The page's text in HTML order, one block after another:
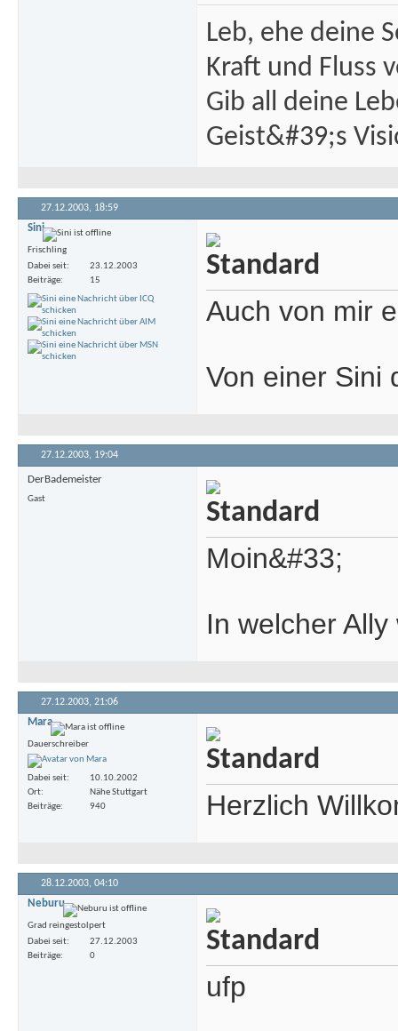
Leb, ehe deine
Kraft und Fluss
Gib all deine
Geist&#39;s
27.12.2003, 18:59
Sini
Frischling
Dabei seit
23.12.2003
Beiträge
15
Auch von mir
Von einer Sini
27.12.2003, 19:04
DerBademeister
Gast
Moin&#33;
In welcher
27.12.2003, 21:06
Mara
Dauerschreiber
Dabei seit
10.10.2002
Ort
Nähe Stuttgart
Beiträge
940 Herzlich
28.12.2003, 04:10
Neburu
Grad reingestolpert
Dabei seit
27.12.2003
Beiträge
0
ufp